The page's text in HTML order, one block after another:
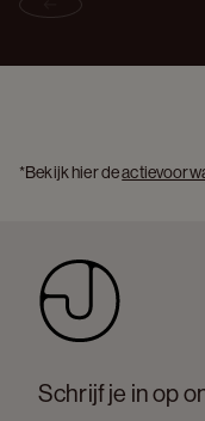
Previous slide
*Bekijk hier de
Schrijf je in op